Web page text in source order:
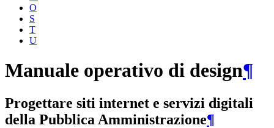
O
S
T
U
Manuale operativo di design¶
Progettare siti internet e servizi digitali
della Pubblica Amministrazione¶